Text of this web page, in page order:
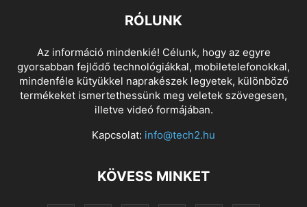
RÓLUNK
Az információ mindenkié! Célunk, hogy az egyre
gyorsabban fejlődő technológiákkal, mobiletelefonokkal,
mindenféle kütyükkel naprakészek legyetek, különböző
termékeket ismertethessünk meg veletek szövegesen,
illetve videó formájában.
Kapcsolat: info@tech2.hu
KÖVESS MINKET